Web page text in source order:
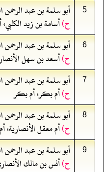
5 أبو سلمة بن عبد
ح)أسامة بن زيد الكلبي،
6 أبو سلمة بن عبد
ح)أسعد بن سهل
7 أبو سلمة بن عبد
ح)أم بكر، أم بكر
8 أبو سلمة بن عبد
ح)أم معقل الأنصارية،
9 أبو سلمة بن عبد
ح)أنس بن مالك